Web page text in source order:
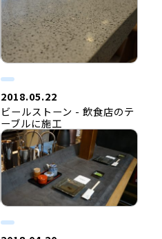
2018.05.22
ビールストーン - 飲食店のテ
ーブルに施工